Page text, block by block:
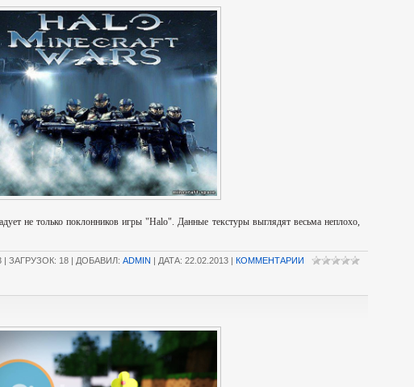
не только поклонников игры "Halo". Данные текстуры выглядят весьма неплохо,
ЗАГРУЗОК: 18 | ДОБАВИЛ: ADMIN | ДАТА: 22.02.2013 | КОММЕНТАРИИ